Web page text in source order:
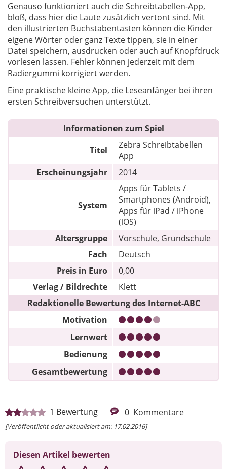
Genauso funktioniert auch die Schreibtabellen-App,
bloß, dass hier die Laute zusätzlich vertont sind. Mit
den illustrierten Buchstabentasten können die Kinder
eigene Wörter oder ganz Texte tippen, sie in einer
Datei speichern, ausdrucken oder auch auf Knopfdruck
vorlesen lassen. Fehler können jederzeit mit dem
Radiergummi korrigiert werden.
Eine praktische kleine App, die Leseanfänger bei ihren
ersten Schreibversuchen unterstützt.
Informationen zum Spiel
Titel
Zebra Schreibtabellen
App
Erscheinungsjahr
2014
System
Apps für Tablets /
Smartphones (Android),
Apps für iPad / iPhone
(iOS)
Altersgruppe
Vorschule, Grundschule
Fach
Deutsch
Preis in Euro
0,00
Verlag / Bildrechte
Klett
Redaktionelle Bewertung des Internet-ABC
Motivation
Lernwert
Bedienung
Gesamtbewertung
1 Bewertung 0 Kommentare
[Veröffentlicht oder aktualisiert am: 17.02.2016]
Diesen Artikel bewerten